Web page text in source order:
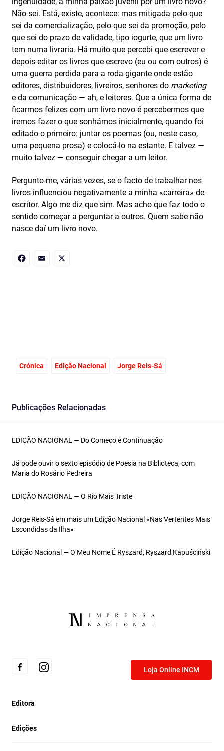
Não sei. Está, existe, acontece: mas mitigada pelo que
sei da comercialização, pelo que sei da promoção, pelo
que sei do prazo de validade, tipo iogurte, que um livro
tem numa livraria. Há muito que percebi que escrever e
depois editar os livros que escrevo (eu ou com outros) é
uma guerra perdida para a roda gigante onde estão
editores, distribuidores, livreiros, senhores do marketing
e da comunicação — ah, e leitores. Que a única forma de
ficarmos felizes com um livro novo é percebermos que
iremos fazer o que sonhámos inicialmente, quando foi
editado o primeiro: juntar os poemas (ou, neste caso,
uma pequena prosa) e colocá-lo na estante. E talvez —
muito talvez — conseguir chegar a um leitor.
Pergunto-me, várias vezes, se o facto de trabalhar nos
livros influenciou negativamente a minha «carreira» de
escritor. Algo me diz que sim. Mas acho que faz todo o
sentido começar a perguntar a outros. Quem sabe não
nasce daí um livro novo.
Crónica Edição Nacional Jorge Reis-Sá
Publicações Relacionadas
EDIÇÃO NACIONAL — Do Começo e Continuação
Já pode ouvir o sexto episódio de Poesia na Biblioteca, com
Maria do Rosário Pedreira
EDIÇÃO NACIONAL — O Rio Mais Triste
Jorge Reis-Sá em mais um Edição Nacional «Nas Vertentes Mais
Escondidas da Ilha»
Edição Nacional — O Meu Nome É Ryszard, Ryszard Kapuściński
Loja Online INCM
Editora
Edições